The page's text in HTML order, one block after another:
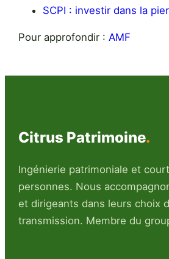
SCPI : investir dans la
Pour approfondir :AMF
Citrus Patrimoine.
Ingénierie patrimoniale et
personnes. Nous
et dirigeants dans leurs choix
transmission. Membre du